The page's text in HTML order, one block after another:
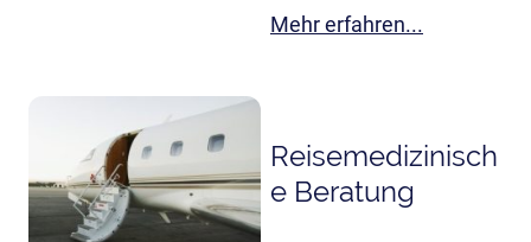
Mehr erfahren...
Reisemedizinisch
e Beratung